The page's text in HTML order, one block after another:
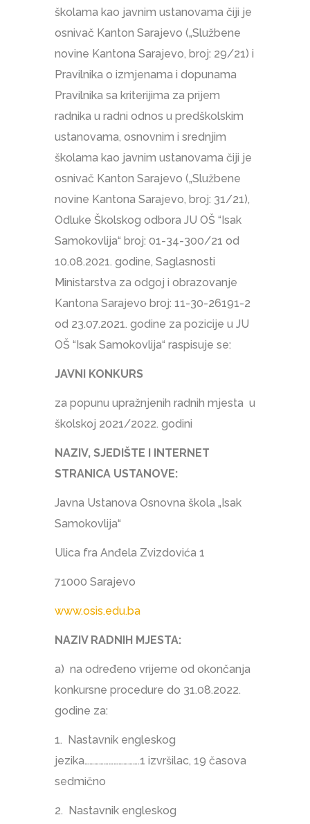
školama kao javnim ustanovama čiji je
osnivač Kanton Sarajevo („Službene
novine Kantona Sarajevo, broj: 29/21) i
Pravilnika o izmjenama i dopunama
Pravilnika sa kriterijima za prijem
radnika u radni odnos u predškolskim
ustanovama, osnovnim i srednjim
školama kao javnim ustanovama čiji je
osnivač Kanton Sarajevo („Službene
novine Kantona Sarajevo, broj: 31/21),
Odluke Školskog odbora JU OŠ “Isak
Samokovlija“ broj: 01-34-300/21 od
10.08.2021. godine, Saglasnosti
Ministarstva za odgoj i obrazovanje
Kantona Sarajevo broj: 11-30-26191-2
od 23.07.2021. godine za pozicije u JU
OŠ “Isak Samokovlija“ raspisuje se:
JAVNI KONKURS
za popunu upražnjenih radnih mjesta u
školskoj 2021/2022. godini
NAZIV, SJEDIŠTE I INTERNET
STRANICA USTANOVE:
Javna Ustanova Osnovna škola „Isak
Samokovlija“
Ulica fra Anđela Zvizdovića 1
71000 Sarajevo
www.osis.edu.ba
NAZIV RADNIH MJESTA:
a) na određeno vrijeme od okončanja
konkursne procedure do 31.08.2022.
godine za:
1. Nastavnik engleskog
jezika…………………………….1 izvršilac, 19 časova
sedmično
2. Nastavnik engleskog